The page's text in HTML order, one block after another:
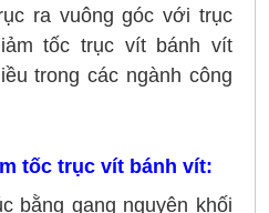
tốc trục vít bánh vít
trong các ngành công
bằng gang nguyên khối
từ thép siêu bền chống